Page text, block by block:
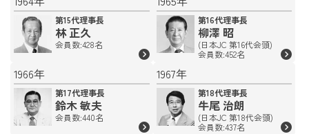
第15代理事長
林 正久
会員数:428名
第16代理事長
柳澤 昭
(日本JC 第16代会頭)
会員数:452名
1966年
第17代理事長
鈴木 敏夫
会員数:440名
1967年
第18代理事長
牛尾 治朗
(日本JC 第18代会頭)
会員数:437名